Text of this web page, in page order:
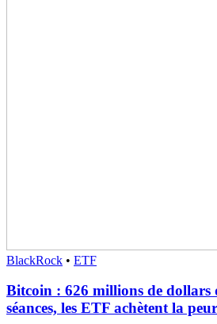
BlackRock • ETF
Bitcoin : 626 millions de dollars
séances, les ETF achètent la peur